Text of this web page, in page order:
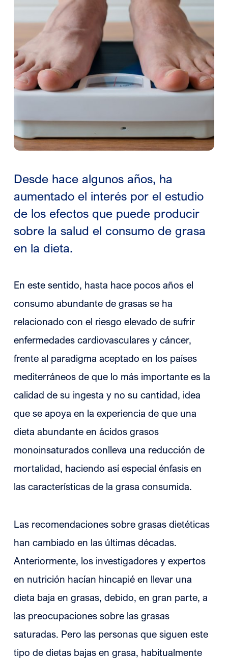
Desde hace algunos años, ha
aumentado el interés por el estudio
de los efectos que puede producir
sobre la salud el consumo de grasa
en la dieta.
En este sentido, hasta hace pocos años el
consumo abundante de grasas se ha
relacionado con el riesgo elevado de sufrir
enfermedades cardiovasculares y cáncer,
frente al paradigma aceptado en los países
mediterráneos de que lo más importante es la
calidad de su ingesta y no su cantidad, idea
que se apoya en la experiencia de que una
dieta abundante en ácidos grasos
monoinsaturados conlleva una reducción de
mortalidad, haciendo así especial énfasis en
las características de la grasa consumida.
Las recomendaciones sobre grasas dietéticas
han cambiado en las últimas décadas.
Anteriormente, los investigadores y expertos
en nutrición hacían hincapié en llevar una
dieta baja en grasas, debido, en gran parte, a
las preocupaciones sobre las grasas
saturadas. Pero las personas que siguen este
tipo de dietas bajas en grasa, habitualmente